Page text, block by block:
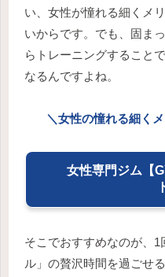
い、女性が憧れる細くメ
いからです。でも、固ま
らトレーニングすること
なるんですよね。
＼女性の憧れる細く
女性専門ジム【
そこでおすすめなのが、
ル」の贅沢時間を過ごせ